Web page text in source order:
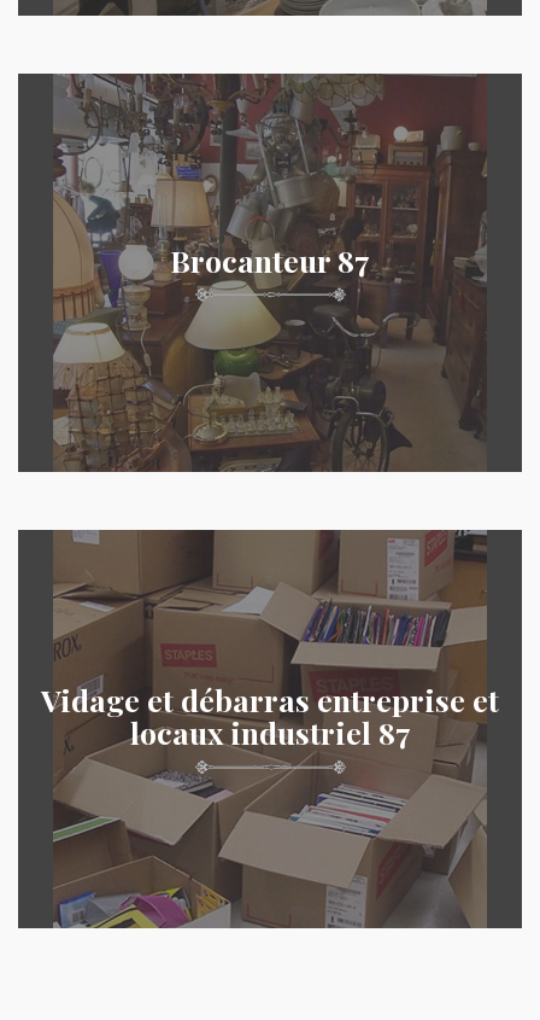
Brocanteur 87
Vidage et débarras entreprise et
locaux industriel 87